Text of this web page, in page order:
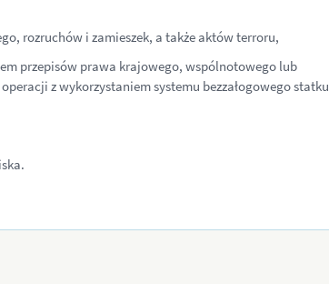
rozruchów i zamieszek, a także aktów terroru,
przepisów prawa krajowego, wspólnotowego lub
z wykorzystaniem systemu bezzałogowego statku